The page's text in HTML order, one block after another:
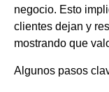
negocio. Esto
clientes dejan y
mostrando que
Algunos pasos